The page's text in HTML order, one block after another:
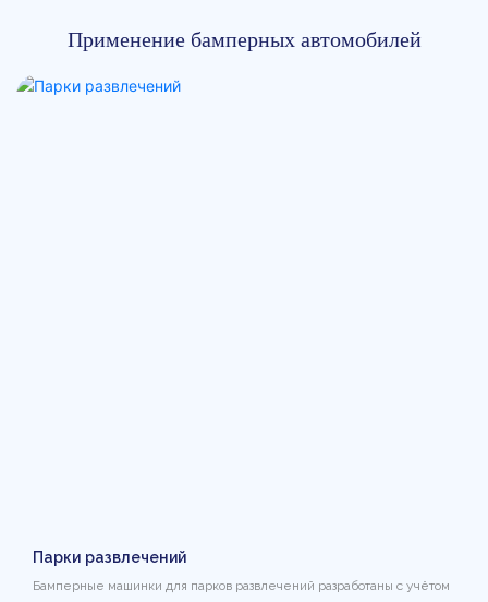
Применение бамперных автомобилей
Парки развлечений
Бамперные машинки для парков развлечений разработаны с учётом